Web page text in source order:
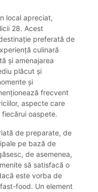
local apreciat,
28. Acest
preferată de
culinară
și amenajarea
plăcut și
și
frecvent
aspecte care
oaspete.
de preparate, de
pe bază de
de asemenea,
să satisfacă o
este vorba de
food. Un element